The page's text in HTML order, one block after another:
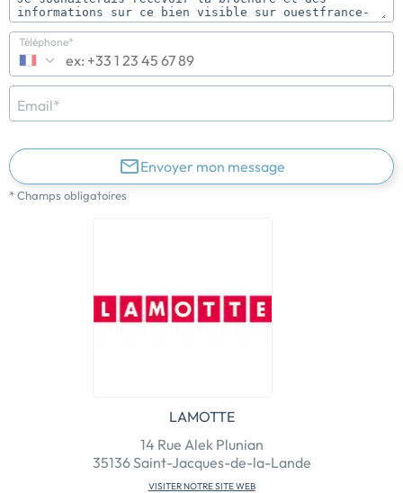
LAMOTTE
14 Rue Alek Plunian
35136 Saint-Jacques-de-la-Lande
VISITER NOTRE SITE WEB
Téléphone*
Email*
Envoyer mon message
* Champs obligatoires